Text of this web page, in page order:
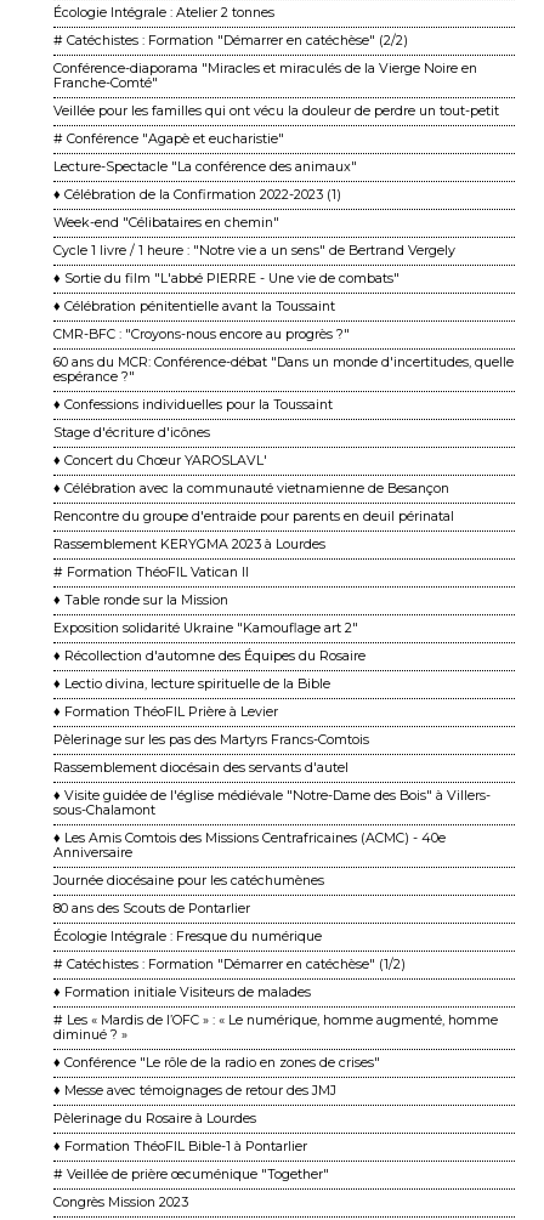
Écologie Intégrale : Atelier 2 tonnes
# Catéchistes : Formation "Démarrer en catéchèse" (2/2)
Conférence-diaporama "Miracles et miraculés de la Vierge Noire en
Franche-Comté"
Veillée pour les familles qui ont vécu la douleur de perdre un tout-petit
# Conférence "Agapè et eucharistie"
Lecture-Spectacle "La conférence des animaux"
♦ Célébration de la Confirmation 2022-2023 (1)
Week-end "Célibataires en chemin"
Cycle 1 livre / 1 heure : "Notre vie a un sens" de Bertrand Vergely
♦ Sortie du film "L'abbé PIERRE - Une vie de combats"
♦ Célébration pénitentielle avant la Toussaint
CMR-BFC : "Croyons-nous encore au progrès ?"
60 ans du MCR: Conférence-débat "Dans un monde d'incertitudes, quelle
espérance ?"
♦ Confessions individuelles pour la Toussaint
Stage d'écriture d'icônes
♦ Concert du Chœur YAROSLAVL'
♦ Célébration avec la communauté vietnamienne de Besançon
Rencontre du groupe d'entraide pour parents en deuil périnatal
Rassemblement KERYGMA 2023 à Lourdes
# Formation ThéoFIL Vatican II
♦ Table ronde sur la Mission
Exposition solidarité Ukraine "Kamouflage art 2"
♦ Récollection d'automne des Équipes du Rosaire
♦ Lectio divina, lecture spirituelle de la Bible
♦ Formation ThéoFIL Prière à Levier
Pèlerinage sur les pas des Martyrs Francs-Comtois
Rassemblement diocésain des servants d'autel
♦ Visite guidée de l'église médiévale "Notre-Dame des Bois" à Villers-
sous-Chalamont
♦ Les Amis Comtois des Missions Centrafricaines (ACMC) - 40e
Anniversaire
Journée diocésaine pour les catéchumènes
80 ans des Scouts de Pontarlier
Écologie Intégrale : Fresque du numérique
# Catéchistes : Formation "Démarrer en catéchèse" (1/2)
♦ Formation initiale Visiteurs de malades
# Les « Mardis de l’OFC » : « Le numérique, homme augmenté, homme
diminué ? »
♦ Conférence "Le rôle de la radio en zones de crises"
♦ Messe avec témoignages de retour des JMJ
Pèlerinage du Rosaire à Lourdes
♦ Formation ThéoFIL Bible-1 à Pontarlier
# Veillée de prière œcuménique "Together"
Congrès Mission 2023